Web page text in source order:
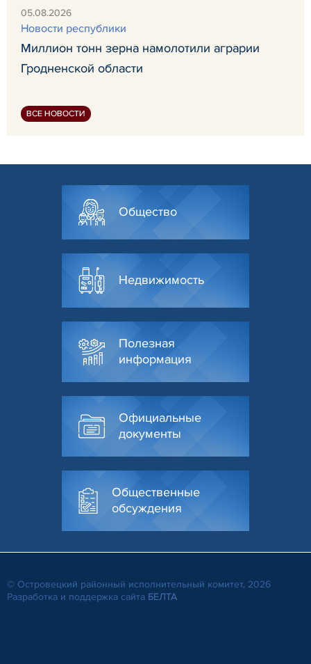
05.08.2026
Новости республики
Миллион тонн зерна намолотили аграрии
Гродненской области
ВСЕ НОВОСТИ
Общество
Недвижимость
Полезная
информация
Официальные
документы
Общественные
обсуждения
© Островецкий районный исполнительный комитет, 2026
Разработка и поддержка сайта БЕЛТА